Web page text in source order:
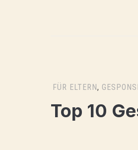
FÜR ELTERN,
Top 10